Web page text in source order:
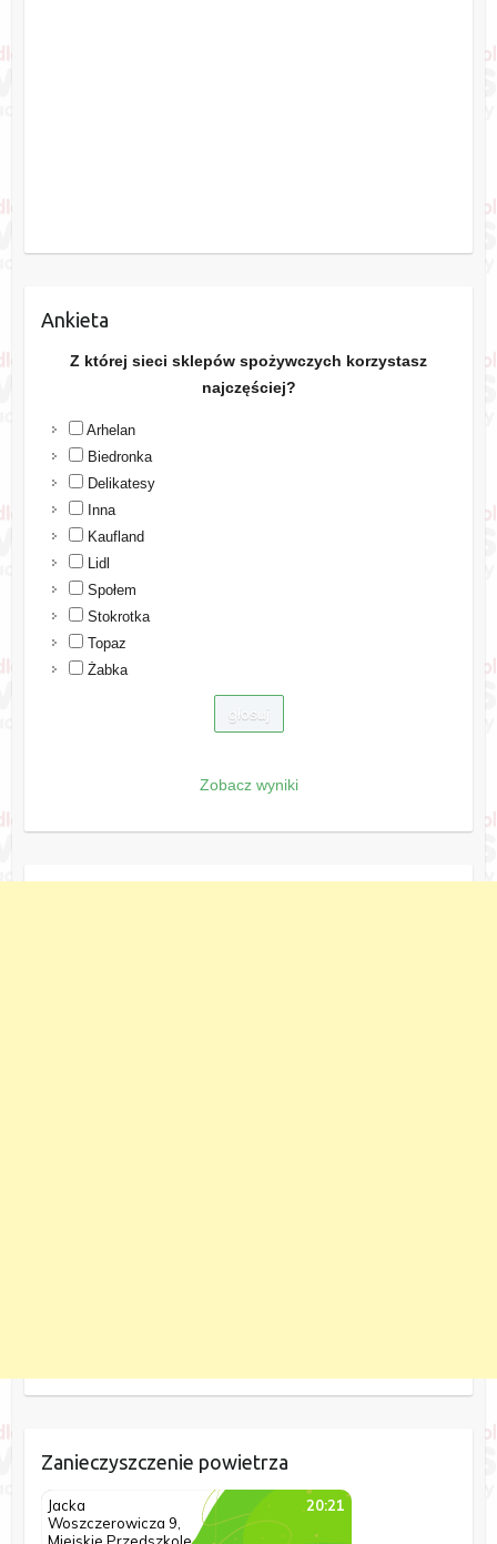
Ankieta
Z której sieci sklepów spożywczych korzystasz
najczęściej?
Arhelan
Biedronka
Delikatesy
Inna
Kaufland
Lidl
Społem
Stokrotka
Topaz
Żabka
Zobacz wyniki
Zanieczyszczenie powietrza